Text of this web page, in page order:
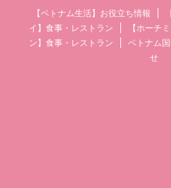
【ベトナム生活】お役立ち情報
イ】食事・レストラン
【ホーチ
ン】食事・レストラン
ベトナム
せ